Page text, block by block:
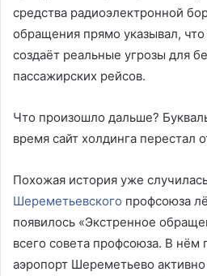
средства радиоэлектронной
обращения прямо указывал, что
создаёт реальные угрозы для
пассажирских рейсов.
Что произошло дальше?
время сайт холдинга перестал
Похожая история уже
Шереметьевского профсоюза
появилось «Экстренное
всего совета профсоюза. В нём
аэропорт Шереметьево активно